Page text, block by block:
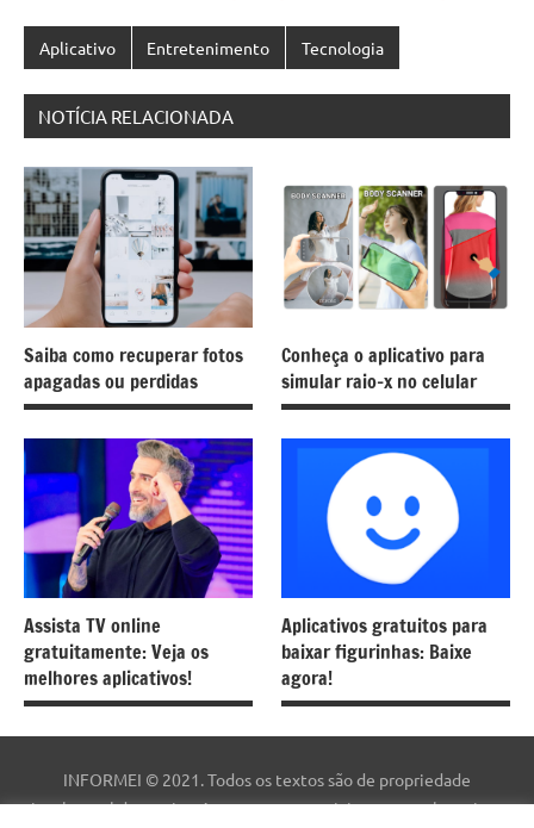
Aplicativo Entretenimento Tecnologia
NOTÍCIA RELACIONADA
Saiba como recuperar fotos
apagadas ou perdidas
Conheça o aplicativo para
simular raio-x no celular
Assista TV online
gratuitamente: Veja os
melhores aplicativos!
Aplicativos gratuitos para
baixar figurinhas: Baixe
agora!
INFORMEI © 2021. Todos os textos são de propriedade
intelectual deste site. As marcas comerciais, nomes e logotipos